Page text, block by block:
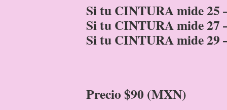
Si tu CINTURA mide 25
Si tu CINTURA mide 27
Si tu CINTURA mide 29
Precio $90 (MXN)